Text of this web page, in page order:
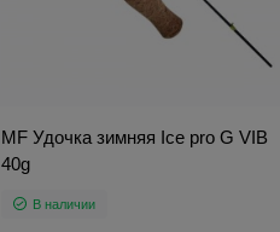
MF Удочка зимняя Ice pro G VIB
40g
В наличии